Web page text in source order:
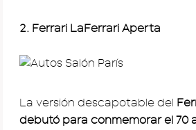
2. Ferrari LaFerrari Aperta
La versión descapotable del
debutó para conmemorar el 70